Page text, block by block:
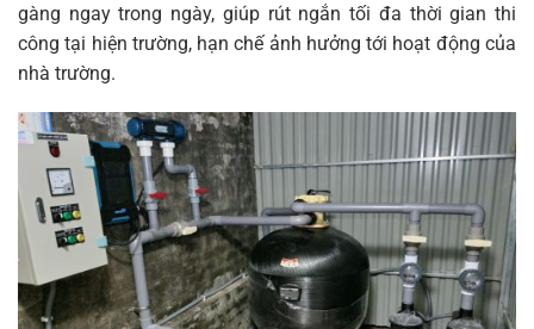
gàng ngay trong ngày, giúp rút ngắn tối đa thời gian thi
công tại hiện trường, hạn chế ảnh hưởng tới hoạt động của
nhà trường.